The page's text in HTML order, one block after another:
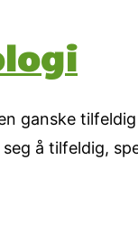
ganske
å tilfeldig,